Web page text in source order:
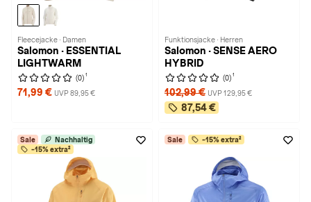
Fleecejacke · Damen
Salomon · ESSENTIAL
LIGHTWARM
(0) 1
71,99 € UVP 89,95 €
Funktionsjacke · Herren
Salomon · SENSE AERO
HYBRID
(0) 1
102,99 € UVP 129,95 €
87,54 €
Sale
Nachhaltig
-15% extra²
Sale -15% extra²